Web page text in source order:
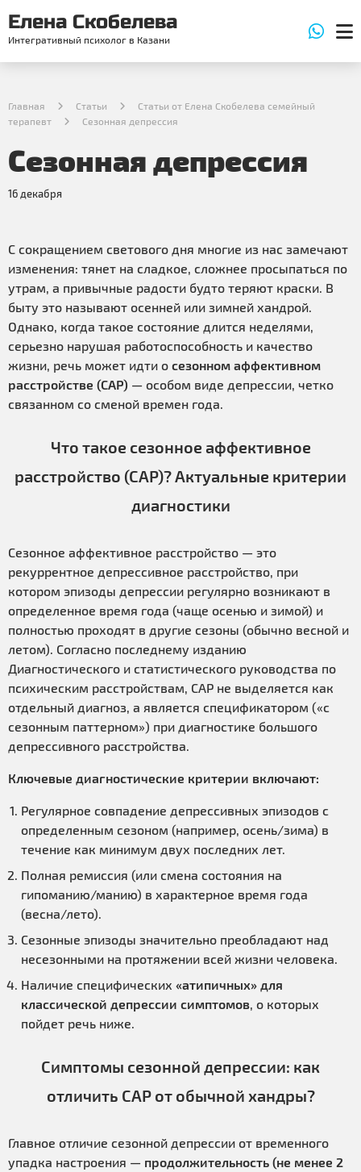
Елена Скобелева
Интегративный психолог в Казани
Главная Статьи
Статьи от Елена Скобелева семейный
терапевт
Сезонная депрессия
Сезонная депрессия
16 декабря
С сокращением светового дня многие из нас замечают
изменения: тянет на сладкое, сложнее просыпаться по
утрам, а привычные радости будто теряют краски. В
быту это называют осенней или зимней хандрой.
Однако, когда такое состояние длится неделями,
серьезно нарушая работоспособность и качество
жизни, речь может идти о сезонном аффективном
расстройстве (САР) — особом виде депрессии, четко
связанном со сменой времен года.
Что такое сезонное аффективное
расстройство (САР)? Актуальные критерии
диагностики
Сезонное аффективное расстройство — это
рекуррентное депрессивное расстройство, при
котором эпизоды депрессии регулярно возникают в
определенное время года (чаще осенью и зимой) и
полностью проходят в другие сезоны (обычно весной и
летом). Согласно последнему изданию
Диагностического и статистического руководства по
психическим расстройствам, САР не выделяется как
отдельный диагноз, а является спецификатором («с
сезонным паттерном») при диагностике большого
депрессивного расстройства.
Ключевые диагностические критерии включают:
Регулярное совпадение депрессивных эпизодов с
определенным сезоном (например, осень/зима) в
течение как минимум двух последних лет.
Полная ремиссия (или смена состояния на
гипоманию/манию) в характерное время года
(весна/лето).
Сезонные эпизоды значительно преобладают над
несезонными на протяжении всей жизни человека.
Наличие специфических «атипичных» для
классической депрессии симптомов , о которых
пойдет речь ниже.
Симптомы сезонной депрессии: как
отличить САР от обычной хандры?
Главное отличие сезонной депрессии от временного
упадка настроения — продолжительность (не менее 2